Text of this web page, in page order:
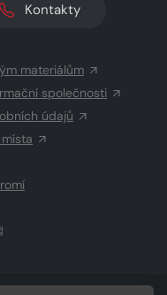
Kontakty
materiálům
společnosti
údajů